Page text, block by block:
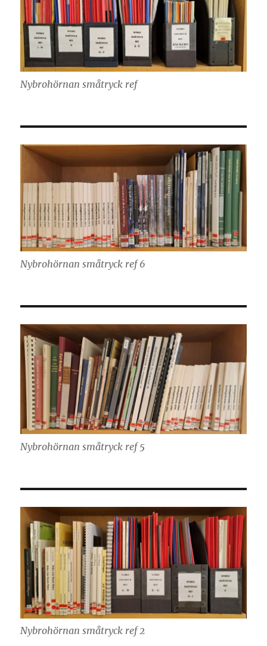
Nybrohörnan småtryck ref
Nybrohörnan småtryck ref 6
Nybrohörnan småtryck ref 5
Nybrohörnan småtryck ref 2